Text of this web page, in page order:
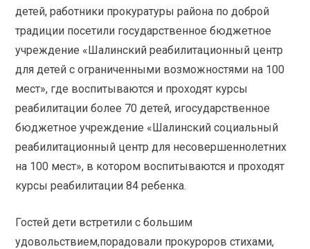
детей, работники прокуратуры района по доброй
традиции посетили государственное бюджетное
учреждение «Шалинский реабилитационный центр
для детей с ограниченными возможностями на 100
мест», где воспитываются и проходят курсы
реабилитации более 70 детей, игосударственное
бюджетное учреждение «Шалинский социальный
реабилитационный центр для несовершеннолетних
на 100 мест», в котором воспитываются и проходят
курсы реабилитации 84 ребенка.
Гостей дети встретили с большим
удовольствием,порадовали прокуроров стихами,